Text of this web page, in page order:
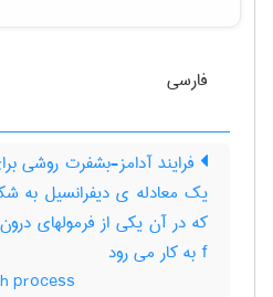
فارسی
فرایند آدامز-بشفرت روشی
که در آن یکی از فرمولهای
f به کار می رود
process